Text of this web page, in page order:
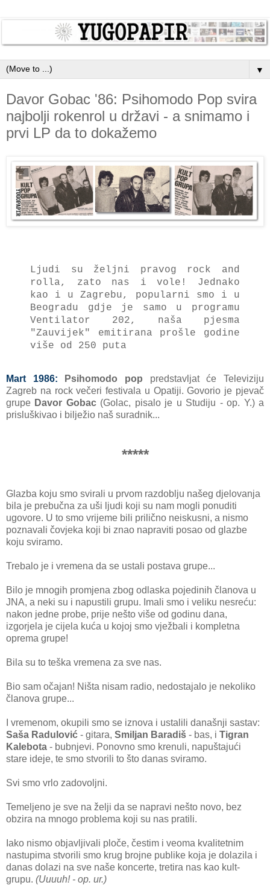
▼
Davor Gobac '86: Psihomodo Pop svira
najbolji rokenrol u državi - a snimamo i
prvi LP da to dokažemo
Ljudi su željni pravog rock and
rolla, zato nas i vole! Jednako
kao i u Zagrebu, popularni smo i u
Beogradu gdje je samo u programu
Ventilator 202, naša pjesma
"Zauvijek" emitirana prošle godine
više od 250 puta
Mart 1986: Psihomodo pop predstavljat će Televiziju
Zagreb na rock večeri festivala u Opatiji. Govorio je pjevač
grupe Davor Gobac(Golac, pisalo je u Studiju - op. Y.) a
prisluškivao i bilježio naš suradnik...
*****
Glazba koju smo svirali u prvom razdoblju našeg djelovanja
bila je prebučna za uši ljudi koji su nam mogli ponuditi
ugovore. U to smo vrijeme bili prilično neiskusni, a nismo
poznavali čovjeka koji bi znao napraviti posao od glazbe
koju sviramo.
Trebalo je i vremena da se ustali postava grupe...
Bilo je mnogih promjena zbog odlaska pojedinih članova u
JNA, a neki su i napustili grupu. Imali smo i veliku nesreću:
nakon jedne probe, prije nešto više od godinu dana,
izgorjela je cijela kuća u kojoj smo vježbali i kompletna
oprema grupe!
Bila su to teška vremena za sve nas.
Bio sam očajan! Ništa nisam radio, nedostajalo je nekoliko
članova grupe...
I vremenom, okupili smo se iznova i ustalili današnji sastav:
Saša Radulović - gitara, Smiljan Baradiš - bas, i Tigran
Kalebota - bubnjevi. Ponovno smo krenuli, napuštajući
stare ideje, te smo stvorili to što danas sviramo.
Svi smo vrlo zadovoljni.
Temeljeno je sve na želji da se napravi nešto novo, bez
obzira na mnogo problema koji su nas pratili.
Iako nismo objavljivali ploče, čestim i veoma kvalitetnim
nastupima stvorili smo krug brojne publike koja je dolazila i
danas dolazi na sve naše koncerte, tretira nas kao kult-
grupu. (Uuuuh! - op. ur.)